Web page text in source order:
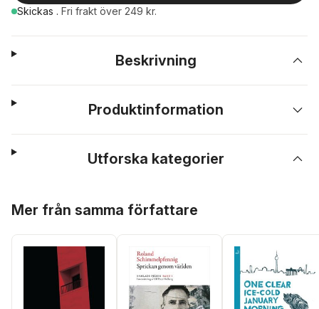
Skickas . Fri frakt över 249 kr.
Beskrivning
Produktinformation
Utforska kategorier
Mer från samma författare